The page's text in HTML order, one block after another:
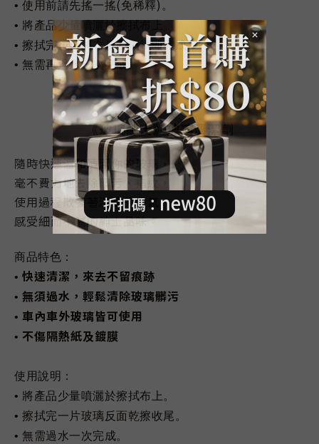
• 使用前請先搖一搖(免稀釋) 。
• 將產品少量噴灑於擦拭布上。
• 擦拭完後再將布反面擦拭即完成
• 無需再過水一次完成
《玻璃紳士》玻璃清潔劑
隨時快速溫和清潔你的玻璃，
毫不費力地去除髒污、指紋，
使用過程散發著淡雅的香氣，
感受細而不膩的紳士品味。
商品特色：
•快速清潔，來去不留痕跡
•無須過水，輕鬆清除玻璃髒污
• 車內車外玻璃皆可使用
• 不傷隔熱紙及鍍膜
使用說明：
• 將產品少量噴灑於擦拭布上。
• 擦拭完一片玻璃反面乾擦收尾。
• 無需過水一次完成。